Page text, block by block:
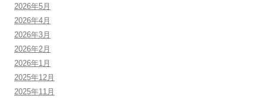
2026年5月
2026年4月
2026年3月
2026年2月
2026年1月
2025年12月
2025年11月